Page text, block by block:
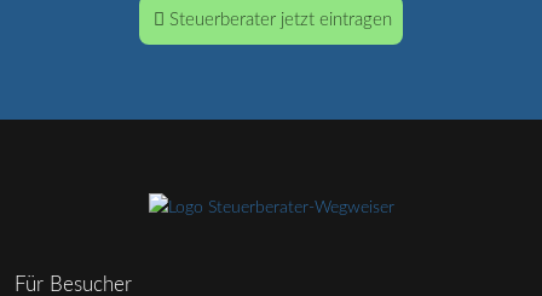
Steuerberater jetzt eintragen
Für Besucher